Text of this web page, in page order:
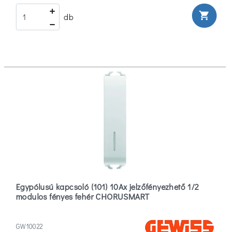
db shopping_cart
Egypólusú kapcsoló (101) 10Ax jelzőfényezhető 1/2
modulos fényes fehér CHORUSMART
GW10022